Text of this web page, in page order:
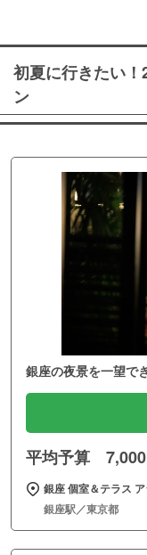
初夏に行きたい
ン
銀座の夜景を一望で
平均予算
銀座 個室＆テラス
銀座駅／東京都